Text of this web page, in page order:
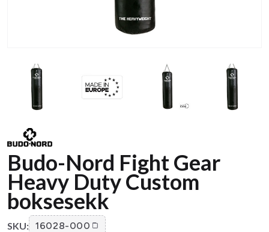
Budo-Nord Fight Gear
Heavy Duty Custom
boksesekk
SKU: 16028-000